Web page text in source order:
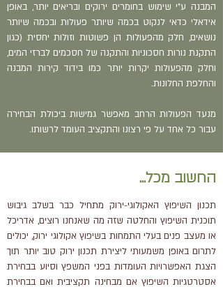
המבנה ע"י שימוש בחומרים ירוקים ובריאים יותר, באופן
אידאלי כדאי לנקוט בכמה שיותר פעולות ובכמה שיותר
נושאים, חלק מהפעולות הן פשוטות וזולות יחסית (כגון
התקנת נורות חסכוניות והתקנה של חסכמים לברזי המים,
וחלק מהפעולות יקרות יותר כמו בידוד קירות המבנה
והחלפת החלונות.
מנעד הפעולות הרחב מאפשר גמישות ביכולת הבחירה
עבור כל אחד על פי רצונו והתקציב העומד לרשותו.
החשוב מכל...
תכנון השיפוץ האקולוגי-ירוק מתחיל כבר בשלב גיבוש
תוכנית השיפוץ והחלטה שזה מה שאנחנו רוצים, אדריכל
או מעצב פנים בעלי התמחות בשיפוץ אקולוגי ירוק, יכולים
לתרום באופן משמעותי ליצירת תכנון ירוק טוב יותר תוך
הצגת האפשרויות העומדות בפני המשפץ וסיוע בבחירת
אסטרטגיות השיפוץ אם מבחינה תקציבית ואם בבחירת